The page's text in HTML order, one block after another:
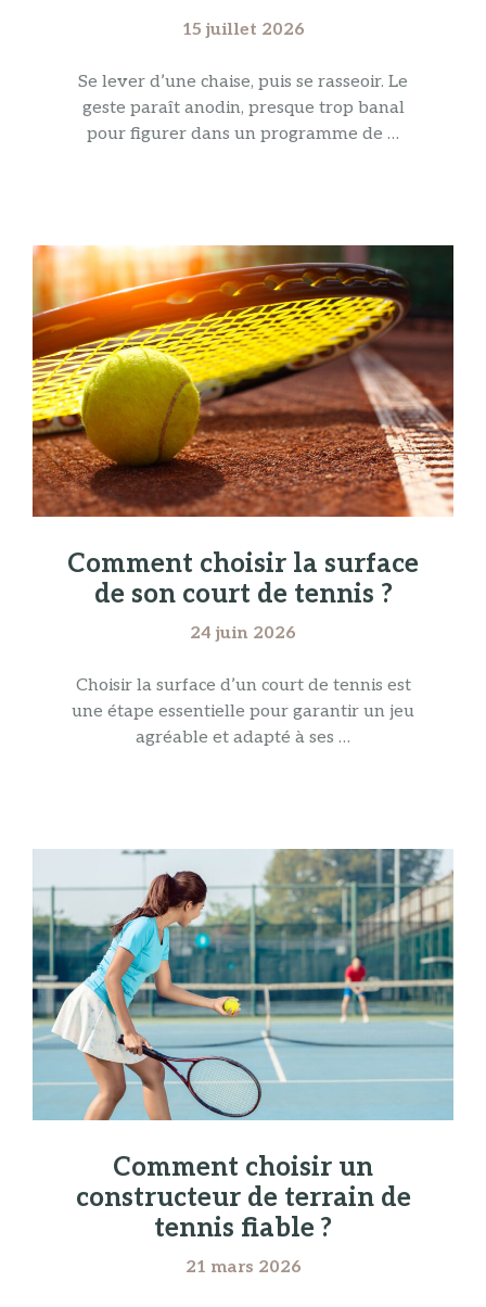
15 juillet 2026
Se lever d’une chaise, puis se rasseoir. Le
geste paraît anodin, presque trop banal
pour figurer dans un programme de …
Comment choisir la surface
de son court de tennis ?
24 juin 2026
Choisir la surface d’un court de tennis est
une étape essentielle pour garantir un jeu
agréable et adapté à ses …
Comment choisir un
constructeur de terrain de
tennis fiable ?
21 mars 2026